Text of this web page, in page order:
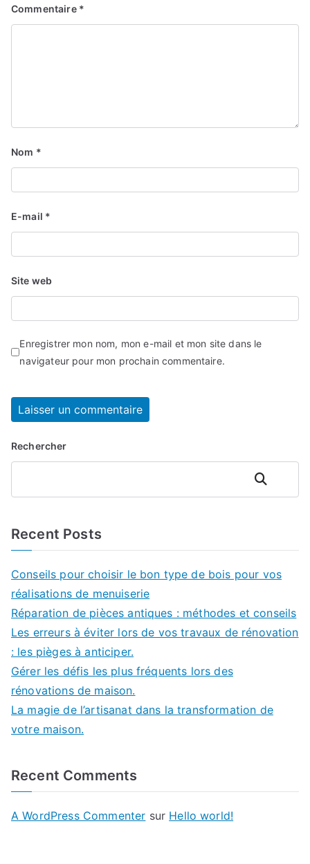
Commentaire *
Nom *
E-mail *
Site web
Enregistrer mon nom, mon e-mail et mon site dans le
navigateur pour mon prochain commentaire.
Rechercher
Rechercher
Recent Posts
Conseils pour choisir le bon type de bois pour vos
réalisations de menuiserie
Réparation de pièces antiques : méthodes et conseils
Les erreurs à éviter lors de vos travaux de rénovation
: les pièges à anticiper.
Gérer les défis les plus fréquents lors des
rénovations de maison.
La magie de l’artisanat dans la transformation de
votre maison.
Recent Comments
A WordPress Commenter sur Hello world!